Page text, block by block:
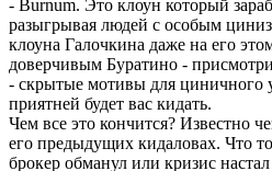
- Burnum. Это клоун который
разыгрывая людей с особым
клоуна Галочкина даже на его
доверчивым Буратино -
- скрытые мотивы для циничного
приятней будет вас кидать.
Чем все это кончится? Известно
его предыдущих кидаловах. Что
брокер обманул или кризис